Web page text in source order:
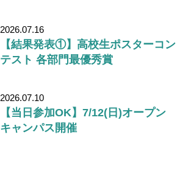
2026.07.16
【結果発表①】高校生ポスターコン
テスト 各部門最優秀賞
2026.07.10
【当日参加OK】7/12(日)オープン
キャンパス開催